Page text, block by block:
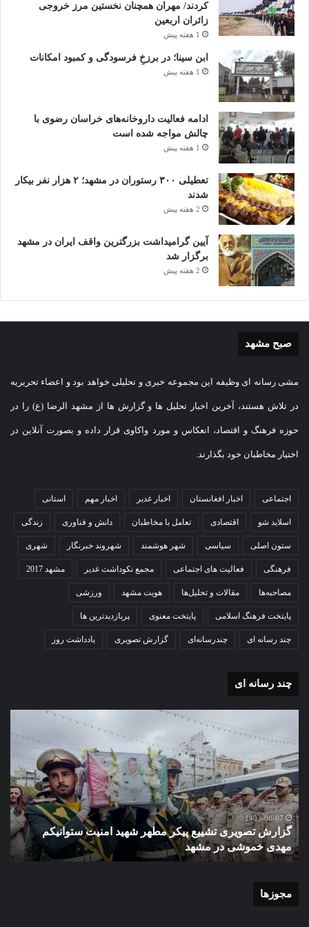
ی
فرهنگ و هنر
لزوم عذرخواهی دانشگاه علوم پزشکی از اهالی فرهنگ و
هنر
کمیسیون فرهنگی مجلس
کردند/ مهران همچنان نخستین مرز خروجی
زائران اربعین
1 هفته پیش
ابن سینا؛ در برزخِ فرسودگی و کمبود امکانات
1 هفته پیش
ادامه فعالیت داروخانه‌های خراسان رضوی با
چالش مواجه شده است
1 هفته پیش
تعطیلی ۳۰۰ رستوران در مشهد؛ ۲ هزار نفر بیکار
شدند
2 هفته پیش
آیین گرامیداشت بزرگترین واقف ایران در مشهد
برگزار شد
2 هفته پیش
صبح مشهد
مشی رسانه ای وظیفه این مجموعه خبری و تحلیلی خواهد بود و اعضاء تحریریه
در تلاش هستند، آخرین اخبار تحلیل ها و گزارش ها از مشهد الرضا (ع) را در
حوزه فرهنگ و اقتصاد، انعکاس و مورد واکاوی قرار داده و بصورت آنلاین در
اختیار مخاطبان خود بگذارند.
اجتماعی اخبار افغانستان اخبار غدیر اخبار مهم استانی
اسلاید شو اقتصادی تعامل با مخاطبان دانش و فناوری زندگی
ستون اصلی سیاسی شهر هوشمند شهروند خبرنگار شهری
فرهنگی فعالیت های اجتماعی مجمع نکوداشت غدیر مشهد 2017
مصاحبه‌ها مقالات و تحلیل‌ها هویت مشهد ورزشی
پایتخت فرهنگ اسلامی پایتخت معنوی پربازدیدترین ها
چند رسانه ای چندرسانه‌ای گزارش تصویری یادداشت روز
چند رسانه ای
تشییع
پیکر
مطهر
شهید
امنیت
ستوانیکم
مهدی
خموشی
در
1403-08-07
گزارش تصویری تشییع پیکر مطهر شهید امنیت ستوانیکم
مهدی خموشی در مشهد
با
مجوزها